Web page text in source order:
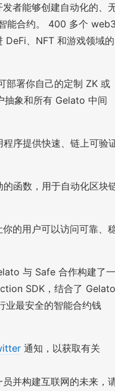
者能够创建自动化的、
能合约。 400 多个
DeFi、NFT 和游戏领域的
部署你自己的定制 ZK 或
抽象和所有 Gelato 中间
序提供快速、链上可验
函数，用于自动化区块
的用户可以访问可靠、
与 Safe 合作构建了一
SDK，结合了 Gelato
业最安全的智能合约钱
通知，以获取有关
并构建互联网的未来，